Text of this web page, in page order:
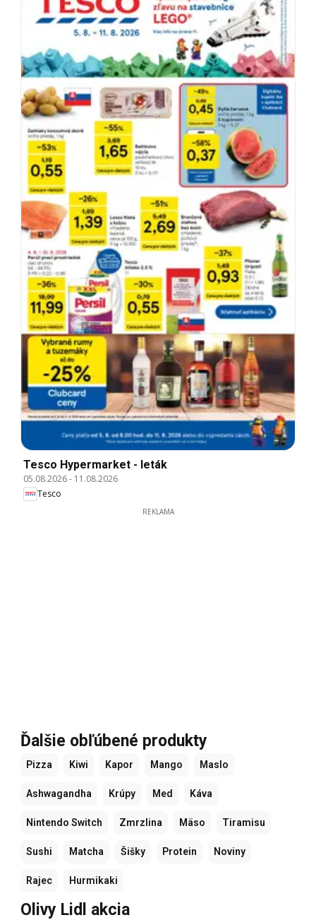
Tesco Hypermarket - leták
05.08.2026- 11.08.2026
Tesco
REKLAMA
Ďalšie obľúbené produkty
Pizza Kiwi Kapor Mango Maslo
Ashwagandha Krúpy Med Káva
Nintendo Switch Zmrzlina Mäso Tiramisu
Sushi Matcha Šišky Protein Noviny
Rajec Hurmikaki
Olivy Lidl akcia